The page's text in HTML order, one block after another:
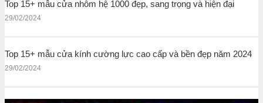
Top 15+ mẫu cửa nhôm hệ 1000 đẹp, sang trọng và hiện đại
29/02/2024
Top 15+ mẫu cửa kính cường lực cao cấp và bền đẹp năm 2024
29/02/2024